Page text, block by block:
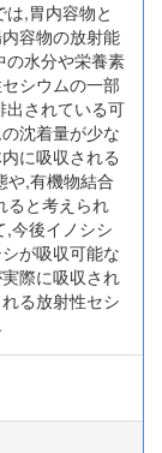
,胃内容物と
容物の放射能
の水分や栄養素
シウムの一部
出されている可
沈着量が少な
に吸収される
や,有機物結合
ると考えられ
,今後イノシシ
が吸収可能な
際に吸収され
る放射性セシ